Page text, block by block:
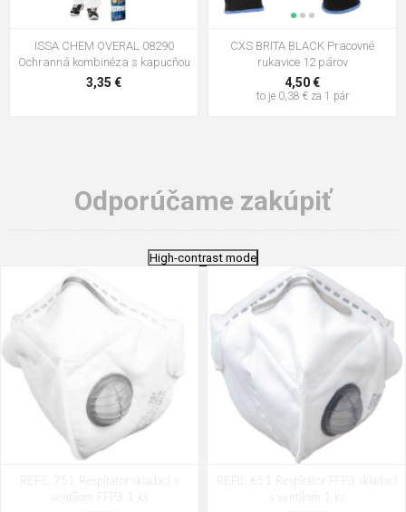
ISSA CHEM OVERAL 08290
Ochranná kombinéza s kapucňou
3,35 €
CXS BRITA BLACK Pracovné
rukavice 12 párov
4,50 €
to je 0,38 € za 1 pár
Odporúčame zakúpiť
High-contrast mode
REFIL 751 Respirátor skladací s
ventilom FFP3 1 ks
REFIL 651 Respirátor FFP3 skladací
s ventilom 1 ks